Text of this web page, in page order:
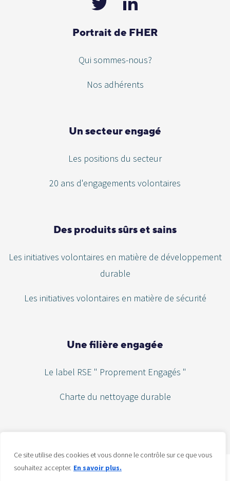
Ce site utilise des cookies et vous donne le contrôle sur ce que vous
souhaitez accepter. En savoir plus.
Portrait de FHER
Qui sommes-nous?
Nos adhérents
Un secteur engagé
Les positions du secteur
20 ans d'engagements volontaires
Des produits sûrs et sains
Les initiatives volontaires en matière de développement
durable
Les initiatives volontaires en matière de sécurité
Une filière engagée
Le label RSE " Proprement Engagés "
Charte du nettoyage durable